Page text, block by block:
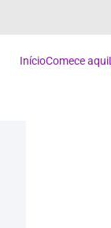
InícioComece aqui